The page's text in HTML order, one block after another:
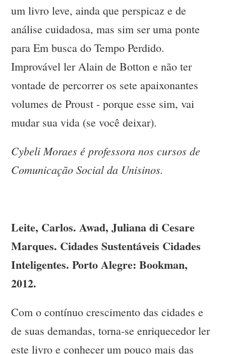
um livro leve, ainda que perspicaz e de
análise cuidadosa, mas sim ser uma ponte
para Em busca do Tempo Perdido.
Improvável ler Alain de Botton e não ter
vontade de percorrer os sete apaixonantes
volumes de Proust - porque esse sim, vai
mudar sua vida (se você deixar).
Cybeli Moraes é professora nos cursos de
Comunicação Social da Unisinos.
Leite, Carlos. Awad, Juliana di Cesare
Marques. Cidades Sustentáveis Cidades
Inteligentes. Porto Alegre: Bookman,
2012.
Com o contínuo crescimento das cidades e
de suas demandas, torna-se enriquecedor ler
este livro e conhecer um pouco mais das